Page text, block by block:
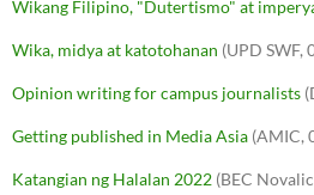
Wikang Filipino, "Dutertismo" at
Wika, midya at katotohanan (UPD SWF,
Opinion writing for campus journalists
Getting published in Media Asia (AMIC,
Katangian ng Halalan 2022 (BEC